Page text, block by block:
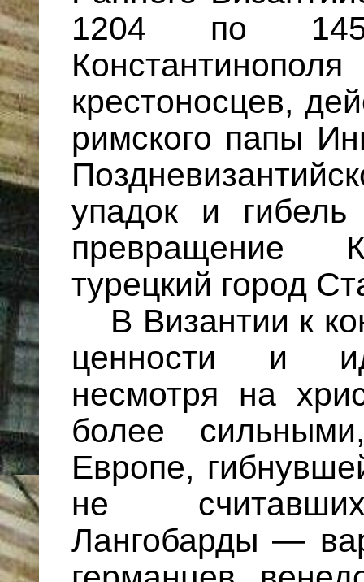
1204 по
крестоносцев,
римского папы
упадок и
превращение
турецкий город
В Византии к
ценности и
несмотря на
более
Европе,
не
Лангобарды —